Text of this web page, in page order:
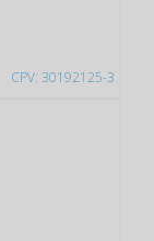
CPV: 30192125-3